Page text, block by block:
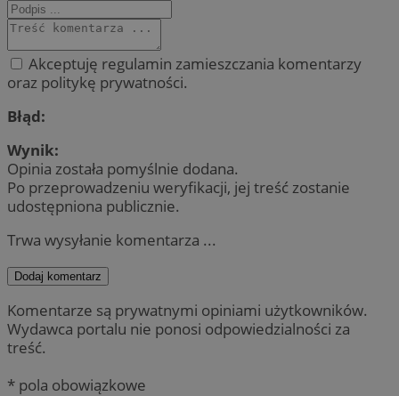
Akceptuję regulamin zamieszczania komentarzy
oraz politykę prywatności.
Błąd:
Wynik:
Opinia została pomyślnie dodana.
Po przeprowadzeniu weryfikacji, jej treść zostanie
udostępniona publicznie.
Trwa wysyłanie komentarza ...
Dodaj komentarz
Komentarze są prywatnymi opiniami użytkowników.
Wydawca portalu nie ponosi odpowiedzialności za
treść.
* pola obowiązkowe